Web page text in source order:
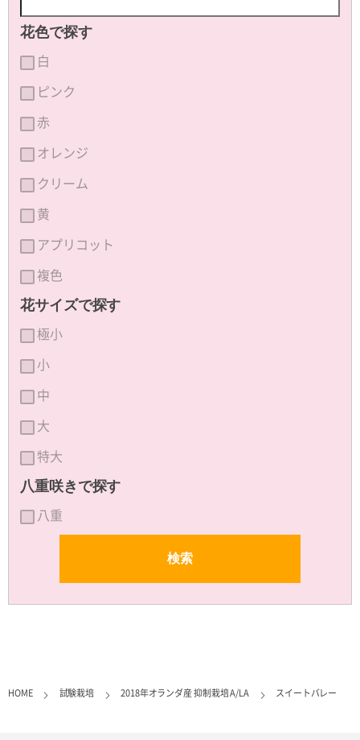
花色で探す
白
ピンク
赤
オレンジ
クリーム
黄
アプリコット
複色
花サイズで探す
極小
小
中
大
特大
八重咲きで探す
八重
HOME 試験栽培 2018年オランダ産 抑制栽培 A/LA スイートバレー